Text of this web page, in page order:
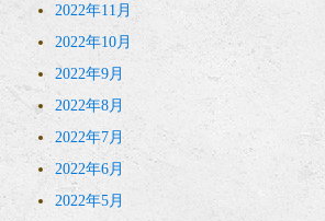
2022年11月
2022年10月
2022年9月
2022年8月
2022年7月
2022年6月
2022年5月